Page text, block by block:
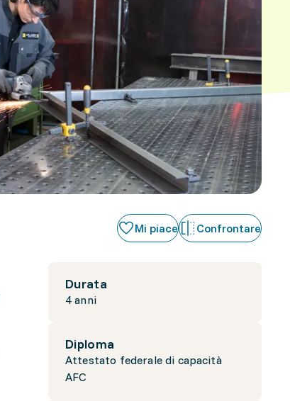
Mi piace Confrontare
Durata
4 anni
Diploma
Attestato federale di capacità
AFC